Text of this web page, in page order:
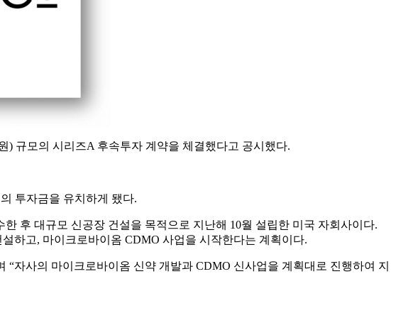
) 규모의 시리즈A 후속투자 계약을 체결했다고 공시했다.
투자금을 유치하게 됐다.
후 대규모 신공장 건설을 목적으로 지난해 10월 설립한 미국 자회사이다.
하고, 마이크로바이옴 CDMO 사업을 시작한다는 계획이다.
자사의 마이크로바이옴 신약 개발과 CDMO 신사업을 계획대로 진행하여 지